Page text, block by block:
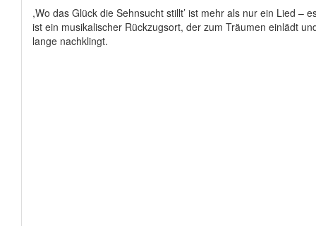
,Wo das Glück die Sehnsucht stillt’ ist mehr als nur ein Lied –
ist ein musikalischer Rückzugsort, der zum Träumen einlädt
lange nachklingt.